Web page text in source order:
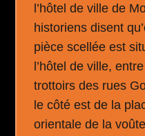
l’hôtel de ville de
historiens disent
pièce scellée est
l’hôtel de ville,
trottoirs des rues
le côté est de la
orientale de la